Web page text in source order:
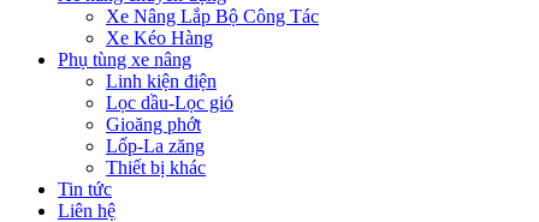
Xe Nâng Lắp Bộ Công Tác
Xe Kéo Hàng
Phụ tùng xe nâng
Linh kiện điện
Lọc dầu-Lọc gió
Gioăng phớt
Lốp-La zăng
Thiết bị khác
Tin tức
Liên hệ